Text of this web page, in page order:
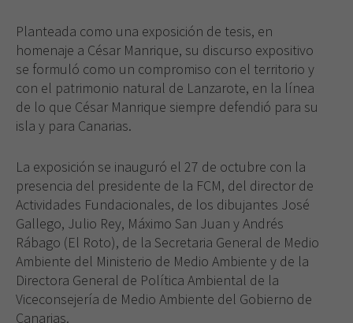
Planteada como una exposición de tesis, en
home­naje a César Manrique, su discurso expositivo
se for­muló como un compromiso con el territorio y
con el patrimonio natural de Lanzarote, en la línea
de lo que César Manrique siempre defendió para su
isla y para Canarias.
La exposición se inauguró el 27 de octubre con la
presencia del presidente de la FCM, del direc­tor de
Actividades Fundacionales, de los dibujantes Jo­sé
Gallego, Julio Rey, Máximo San Juan y Andrés
Rábago (El Roto), de la Secretaria General de Medio
Am­biente del Ministerio de Medio Am­biente y de la
Directora General de Política Ambiental de la
Viceconse­jería de Medio Ambiente del Go­bierno de
Canarias.